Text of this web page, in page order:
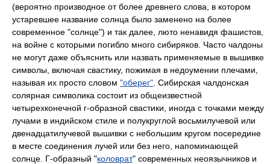
(вероятно производное от более древнего слова, в котором
устаревшее название солнца было заменено на более
современное "солнце") и так далее, люто ненавидя фашистов,
на войне с которыми погибло много сибиряков. Часто чалдоны
не могут даже объяснить или назвать применяемые в вышивке
символы, включая свастику, пожимая в недоумении плечами,
называя их просто словом "оберег" . Сибирская чалдонская
солярная символика состоит из общеизвестной
четырехконечной г-образной свастики, иногда с точками между
лучами в индийском стиле и полукруглой восьмилучевой или
двенадцатилучевой вышивки с небольшим кругом посередине
в месте соединения лучей или без него, напоминающей
солнце. Г-образный "коловрат" современных неоязычников и